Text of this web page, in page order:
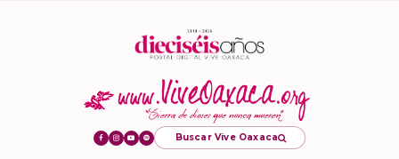
Buscar Vive Oaxaca